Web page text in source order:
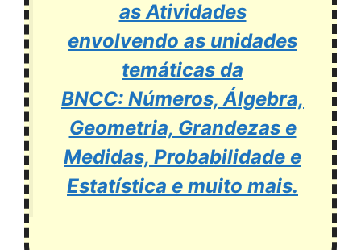
as Atividades
envolvendo as unidades
temáticas da
BNCC: Números, Álgebra,
Geometria, Grandezas e
Medidas, Probabilidade e
Estatística e muito mais.